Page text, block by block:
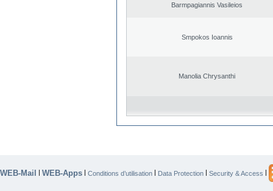
Barmpagiannis Vasileios
Smpokos Ioannis
Manolia Chrysanthi
WEB-Mail | WEB-Apps | Conditions d’utilisation | Data Protection | Security & Access |